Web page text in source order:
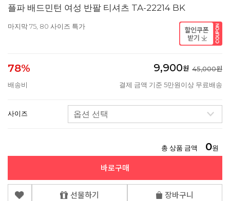
플파 배드민턴 여성 반팔 티셔츠 TA-22214 BK
마지막 75, 80 사이즈 특가
78% 9,900원 45,000원
배송비
결제 금액 기준 5만원이상 무료배송
사이즈
총 상품 금액 0원
바로구매
선물하기 장바구니